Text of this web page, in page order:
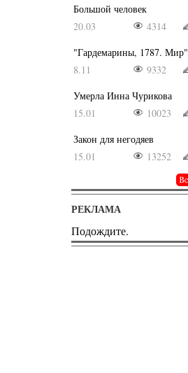
Большой человек
20.03
4314
"Гардемарины, 1787. Мир"
8.11
9332
Умерла Инна Чурикова
15.01
10023
Закон для негодяев
15.01
13252
РЕКЛАМА
Подождите.